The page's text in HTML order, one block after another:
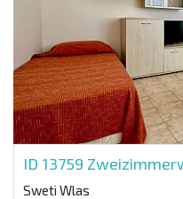
ID 13759
Sweti Wlas